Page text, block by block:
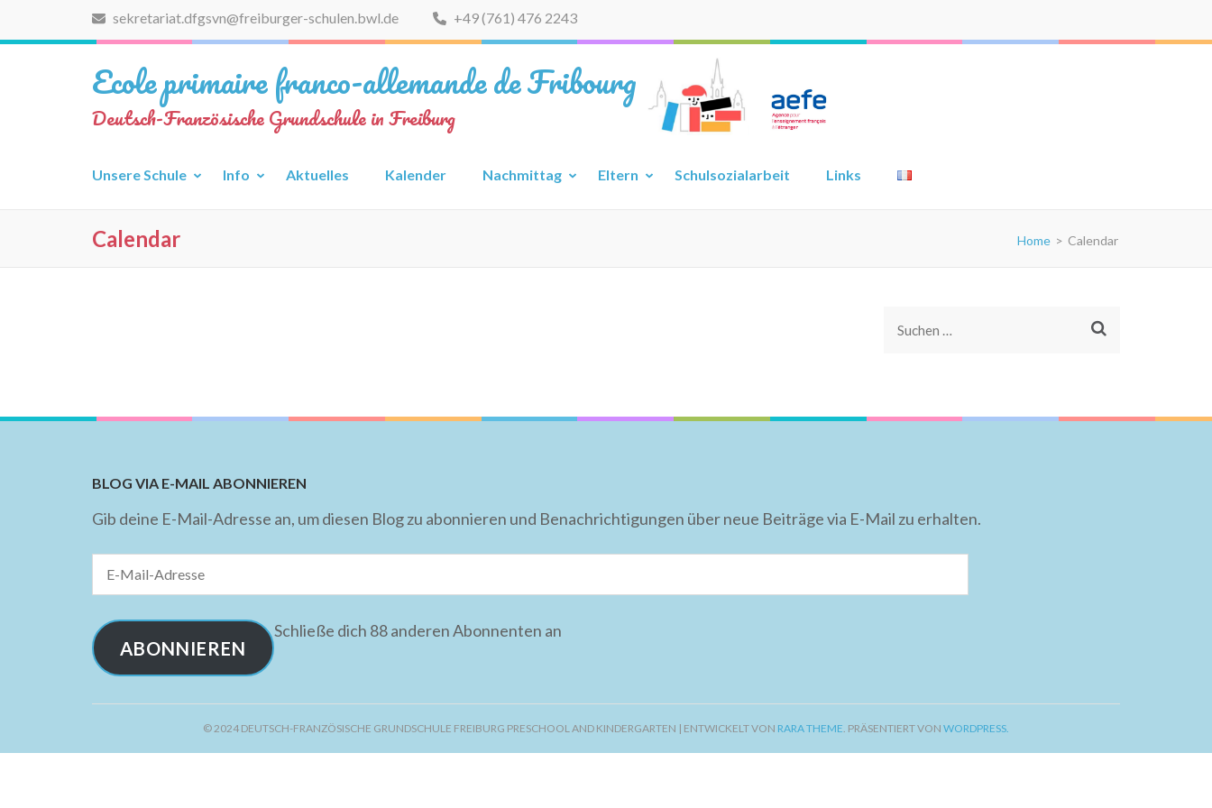
(Eingabetaste
sekretariat.dfgsvn@freiburger-schulen.bwl.de +49 (761) 476 2243
Ecole primaire franco-allemande de Fribourg
Deutsch-Französische Grundschule in Freiburg
Unsere Schule Info Aktuelles Kalender Nachmittag Eltern Schulsozialarbeit Links
Calendar Home > Calendar
Suchen
BLOG VIA E-MAIL ABONNIEREN
Gib deine E-Mail-Adresse an, um diesen Blog zu abonnieren und Benachrichtigungen über neue Beiträge via E-Mail zu erhalten.
Mail-
ABONNIEREN
Schließe dich 88 anderen Abonnenten an
© 2024 DEUTSCH-FRANZÖSISCHE GRUNDSCHULE FREIBURG PRESCHOOL AND KINDERGARTEN | ENTWICKELT VON RARA THEME. PRÄSENTIERT VON WORDPRESS.